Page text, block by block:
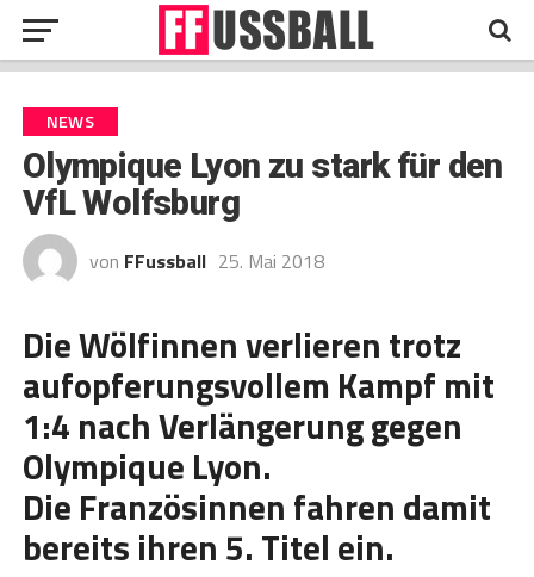
NEWS
Olympique Lyon zu stark für den
VfL Wolfsburg
von FFussball 25. Mai 2018
Die Wölfinnen verlieren trotz
aufopferungsvollem Kampf mit
1:4 nach Verlängerung gegen
Olympique Lyon.
Die Französinnen fahren damit
bereits ihren 5. Titel ein.